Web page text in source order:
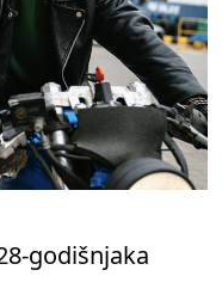
godišnjaka